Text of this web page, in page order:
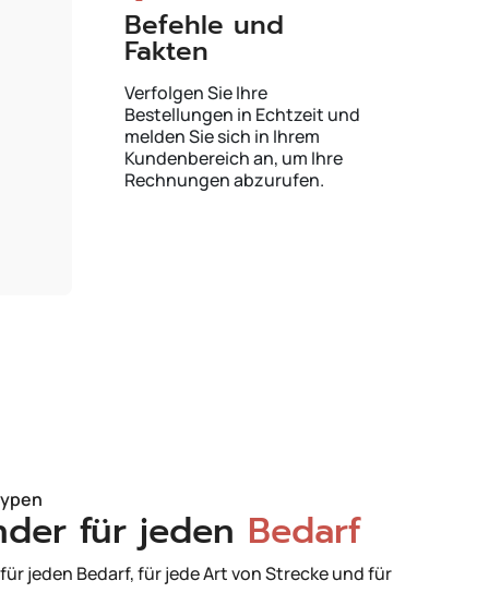
Befehle und
Fakten
Verfolgen Sie Ihre
Bestellungen in Echtzeit und
melden Sie sich in Ihrem
Kundenbereich an, um Ihre
Rechnungen abzurufen.
für jeden Bedarf
jeden Bedarf, für jede Art von Strecke und für